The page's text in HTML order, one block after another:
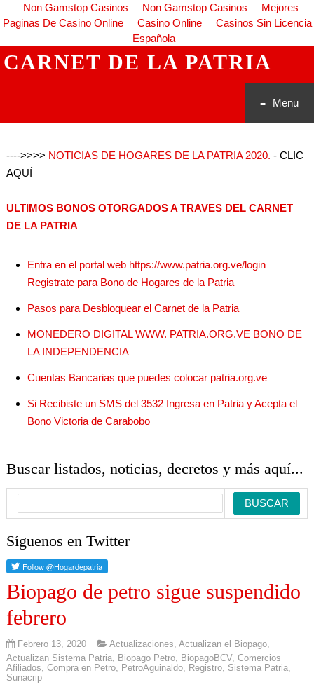
Non Gamstop Casinos Non Gamstop Casinos
Mejores
Paginas De Casino Online
Casino Online
Casinos Sin Licencia
Española
CARNET DE LA PATRIA
Menu
---->>>> NOTICIAS DE HOGARES DE LA PATRIA 2020. - CLIC
AQUÍ
ULTIMOS BONOS OTORGADOS A TRAVES DEL CARNET
DE LA PATRIA
Entra en el portal web https://www.patria.org.ve/login
Registrate para Bono de Hogares de la Patria
Pasos para Desbloquear el Carnet de la Patria
MONEDERO DIGITAL WWW. PATRIA.ORG.VE BONO DE
LA INDEPENDENCIA
Cuentas Bancarias que puedes colocar patria.org.ve
Si Recibiste un SMS del 3532 Ingresa en Patria y Acepta el
Bono Victoria de Carabobo
Buscar listados, noticias, decretos y más aquí...
Síguenos en Twitter
Biopago de petro sigue suspendido
febrero
Febrero 13, 2020 Actualizaciones Actualizan el Biopago,
Actualizan Sistema Patria, Biopago Petro, BiopagoBCV, Comercios
Afiliados Compra en Petro, PetroAguinaldo, Registro, Sistema Patria,
Sunacrip